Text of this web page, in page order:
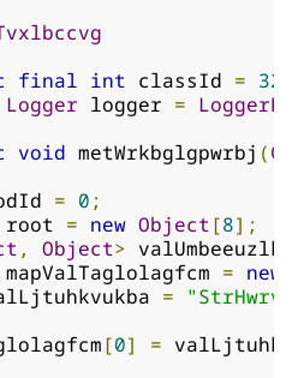
final int classId = 325
Logger logger =
void metWrkbglgpwrbj (
= 0 ;
root = new Object[8];
, Object>
mapValTaglolagfcm = new
=
[0] =